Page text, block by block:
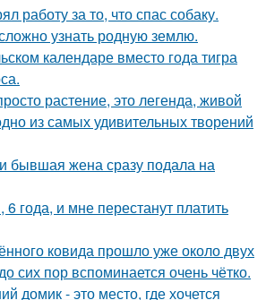
работу за то, что спас собаку.
узнать родную землю.
календаре вместо года тигра
растение, это легенда, живой
из самых удивительных творений
бывшая жена сразу подала на
года, и мне перестанут платить
ковида прошло уже около двух
сих пор вспоминается очень чётко.
домик - это место, где хочется